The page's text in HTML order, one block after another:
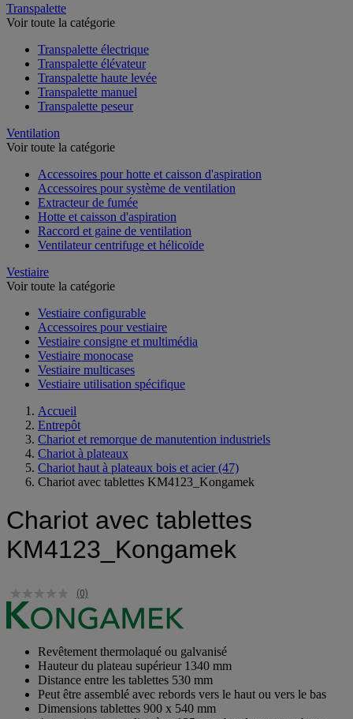
Transpalette
Voir toute la catégorie
Transpalette électrique
Transpalette élévateur
Transpalette haute levée
Transpalette manuel
Transpalette peseur
Ventilation
Voir toute la catégorie
Accessoires pour hotte et caisson d'aspiration
Accessoires pour système de ventilation
Extracteur de fumée
Hotte et caisson d'aspiration
Raccord et gaine de ventilation
Ventilateur centrifuge et hélicoïde
Vestiaire
Voir toute la catégorie
Vestiaire configurable
Accessoires pour vestiaire
Vestiaire consigne et multimédia
Vestiaire monocase
Vestiaire multicases
Vestiaire utilisation spécifique
Accueil
Entrepôt
Chariot et remorque de manutention industriels
Chariot à plateaux
Chariot haut à plateaux bois et acier (47)
Chariot avec tablettes KM4123_Kongamek
Chariot avec tablettes
KM4123_Kongamek
(0)
Revêtement thermolaqué ou galvanisé
Hauteur du plateau supérieur 1340 mm
Distance entre les tablettes 530 mm
Peut être assemblé avec rebords vers le haut ou vers le bas
Dimensions tablettes 900 x 540 mm